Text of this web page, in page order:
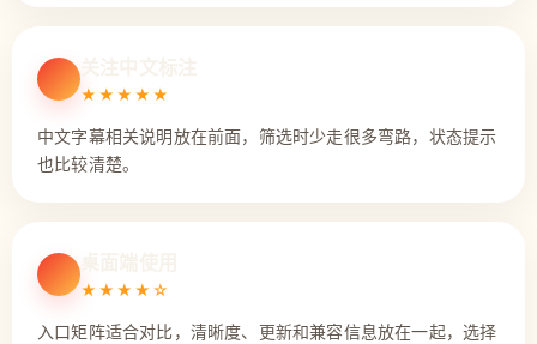
★★★★★
中文字幕相关说明放在前面，筛选时少走很多弯路，状态提示
也比较清楚。
★★★★☆
入口矩阵适合对比，清晰度、更新和兼容信息放在一起，选择